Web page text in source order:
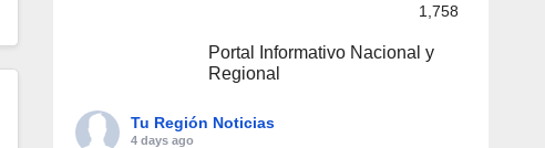
1,758
Portal Informativo Nacional y
Regional
Tu Región Noticias
4 days ago